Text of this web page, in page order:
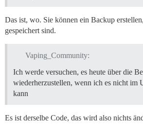
Das ist, wo. Sie können ein Backup
gespeichert sind.
Vaping_Community:
Ich werde versuchen, es heute über die
wiederherzustellen, wenn ich es nicht im
kann
Es ist derselbe Code, das wird also nichts